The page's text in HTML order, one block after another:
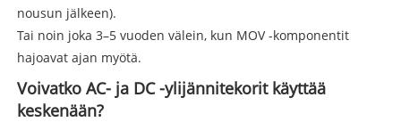
nousun jälkeen).
Tai noin joka 3–5 vuoden välein, kun MOV -komponentit
hajoavat ajan myötä.
Voivatko AC- ja DC -ylijännitekorit käyttää
keskenään?